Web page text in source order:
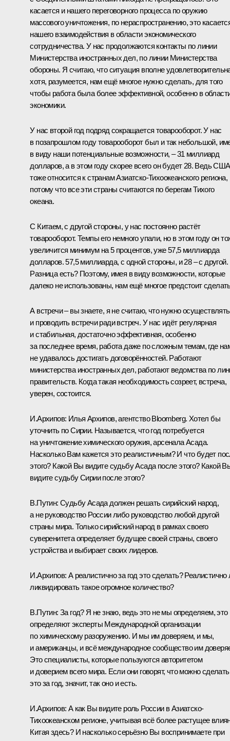
касается и нашего переговорного процесса по оружию
массового уничтожения, по нераспространению, это
нашего взаимодействия в области экономического
сотрудничества. У нас продолжаются контакты по линии
Министерства иностранных дел, по линии Министерства
обороны. Я считаю, что ситуация вполне
хотя, разумеется, нам ещё многое нужно сделать, для того
чтобы работа была более эффективной, особенно в
экономики.
У нас второй год подряд сокращается товарооборот. У нас
в позапрошлом году товарооборот был и так небольшой,
в виду наши потенциальные возможности, – 31 миллиард
долларов, а в этом году скорее всего он будет 28. Ведь США
тоже относится к странам Азиатско-Тихоокеанского региона,
потому что все эти страны считаются по берегам Тихого
океана.
С Китаем, с другой стороны, у нас постоянно растёт
товарооборот. Темпы его немного упали, но в этом году он
увеличится минимум на 5 процентов, уже 57,5 миллиарда
долларов. 57,5 миллиарда, с одной стороны, и 28 – с другой.
Разница есть? Поэтому, имея в виду возможности, которые
далеко не использованы, нам ещё многое предстоит
А встречи – вы знаете, я не считаю, что нужно осуществлять
и проводить встречи ради встреч. У нас идёт регулярная
и стабильная, достаточно эффективная, особенно
за последнее время, работа даже по сложным темам, где
не удавалось достигать договорённостей. Работают
министерства иностранных дел, работают ведомства по
правительств. Когда такая необходимость созреет, встреча,
уверен, состоится.
И.Архипов: Илья Архипов, агентство Bloomberg. Хотел бы
уточнить по Сирии. Называется, что год потребуется
на уничтожение химического оружия, арсенала Асада.
Насколько Вам кажется это реалистичным? И что будет
этого? Какой Вы видите судьбу Асада после этого? Какой
видите судьбу Сирии после этого?
В.Путин: Судьбу Асада должен решать сирийский народ,
а не руководство России либо руководство любой другой
страны мира. Только сирийский народ в рамках своего
суверенитета определяет будущее своей страны, своего
устройства и выбирает своих лидеров.
И.Архипов: А реалистично за год это сделать? Реалистично
ликвидировать такое огромное количество?
В.Путин: За год? Я не знаю, ведь это не мы определяем, это
определяют эксперты Международной организации
по химическому разоружению. И мы им доверяем, и мы,
и американцы, и всё международное сообщество им
Это специалисты, которые пользуются авторитетом
и доверием всего мира. Если они говорят, что можно сделать
это за год, значит, так оно и есть.
И.Архипов: А как Вы видите роль России в Азиатско-
Тихоокеанском регионе, учитывая всё более растущее
Китая здесь? И насколько серьёзно Вы воспринимаете при